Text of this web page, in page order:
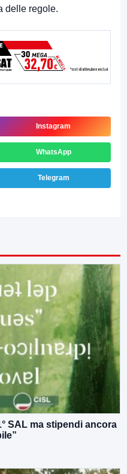
delle regole.
Instagram
WhatsApp
Telegram
SAL ma stipendi ancora